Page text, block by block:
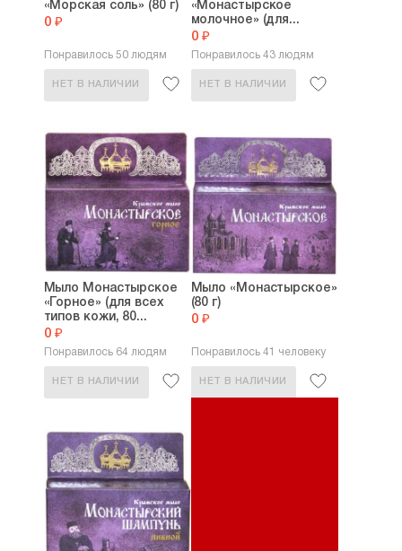
«Морская соль» (80 г)
0 ₽
Понравилось 50 людям
НЕТ В НАЛИЧИИ
«Монастырское
молочное» (для...
0 ₽
Понравилось 43 людям
НЕТ В НАЛИЧИИ
Мыло Монастырское
«Горное» (для всех
типов кожи, 80...
0 ₽
Понравилось 64 людям
НЕТ В НАЛИЧИИ
Мыло «Монастырское»
(80 г)
0 ₽
Понравилось 41 человеку
НЕТ В НАЛИЧИИ